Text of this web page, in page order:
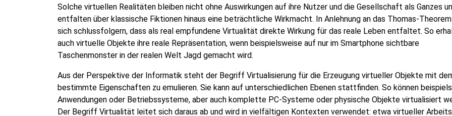
Solche virtuellen Realitäten bleiben nicht ohne Auswirkungen auf ihre Nutzer und die Gesellschaft als Ganzes
entfalten über klassische Fiktionen hinaus eine beträchtliche Wirkmacht. In Anlehnung an das Thomas-
sich schlussfolgern, dass als real empfundene Virtualität direkte Wirkung für das reale Leben entfaltet. So
auch virtuelle Objekte ihre reale Repräsentation, wenn beispielsweise auf nur im Smartphone sichtbare
Taschenmonster in der realen Welt Jagd gemacht wird.
Aus der Perspektive der Informatik steht der Begriff Virtualisierung für die Erzeugung virtueller Objekte mit
bestimmte Eigenschaften zu emulieren. Sie kann auf unterschiedlichen Ebenen stattfinden. So können
Anwendungen oder Betriebssysteme, aber auch komplette PC-Systeme oder physische Objekte virtualisiert
Der Begriff Virtualität leitet sich daraus ab und wird in vielfältigen Kontexten verwendet: etwa virtueller